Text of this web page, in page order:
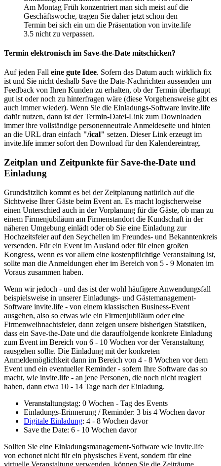
Am Montag Früh konzentriert man sich meist auf die
Geschäftswoche, tragen Sie daher jetzt schon den
Termin bei sich ein um die Präsentation von invite.life
3.5 nicht zu verpassen.
Termin elektronisch im Save-the-Date mitschicken?
Auf jeden Fall eine gute Idee. Sofern das Datum auch wirklich fix
ist und Sie nicht deshalb Save the Date-Nachrichten aussenden um
Feedback von Ihren Kunden zu erhalten, ob der Termin überhaupt
gut ist oder noch zu hinterfragen wäre (diese Vorgehensweise gibt es
auch immer wieder). Wenn Sie die Einladungs-Software invite.life
dafür nutzen, dann ist der Termin-Datei-Link zum Downloaden
immer ihre vollständige personenneutrale Anmeldeseite und hinten
an die URL dran einfach "/ical" setzen. Dieser Link erzeugt im
invite.life immer sofort den Download für den Kalendereintrag.
Zeitplan und Zeitpunkte für Save-the-Date und
Einladung
Grundsätzlich kommt es bei der Zeitplanung natürlich auf die
Sichtweise Ihrer Gäste beim Event an. Es macht logischerweise
einen Unterschied auch in der Vorplanung für die Gäste, ob man zu
einem Firmenjubiläum am Firmenstandort die Kundschaft in der
näheren Umgebung einlädt oder ob Sie eine Einladung zur
Hochzeitsfeier auf den Seychellen im Freundes- und Bekanntenkreis
versenden. Für ein Event im Ausland oder für einen großen
Kongress, wenn es vor allem eine kostenpflichtige Veranstaltung ist,
sollte man die Anmeldungen eher im Bereich von 5 - 9 Monaten im
Voraus zusammen haben.
Wenn wir jedoch - und das ist der wohl häufigere Anwendungsfall
beispielsweise in unserer Einladungs- und Gästemanagement-
Software invite.life - von einem klassischen Business-Event
ausgehen, also so etwas wie ein Firmenjubiläum oder eine
Firmenweihnachtsfeier, dann zeigen unsere bisherigen Statstiken,
dass ein Save-the-Date und die darauffolgende konkrete Einladung
zum Event im Bereich von 6 - 10 Wochen vor der Veranstaltung
rausgehen sollte. Die Einladung mit der konkreten
Anmeldemöglichkeit dann im Bereich von 4 - 8 Wochen vor dem
Event und ein eventueller Reminder - sofern Ihre Software das so
macht, wie invite.life - an jene Personen, die noch nicht reagiert
haben, dann etwa 10 - 14 Tage nach der Einladung.
Veranstaltungstag: 0 Wochen - Tag des Events
Einladungs-Erinnerung / Reminder: 3 bis 4 Wochen davor
Digitale Einladung: 4 - 8 Wochen davor
Save the Date: 6 - 10 Wochen davor
Sollten Sie eine Einladungsmanagement-Software wie invite.life
von echonet nicht für ein physisches Event, sondern für eine
virtuelle Veranstaltung verwenden, können Sie die Zeiträume